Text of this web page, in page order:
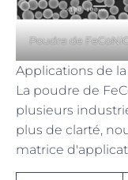
Poudre de
Applications de la
La poudre de
plusieurs
plus de clarté,
matrice